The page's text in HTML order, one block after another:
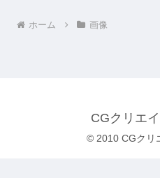
ホーム 画像
CGクリエ
© 2010 CGクリ